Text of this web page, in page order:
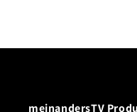
meinandersTV